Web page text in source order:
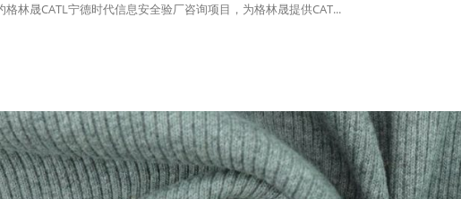
林晟CATL宁德时代信息安全验厂咨询项目，为格林晟提供CAT...